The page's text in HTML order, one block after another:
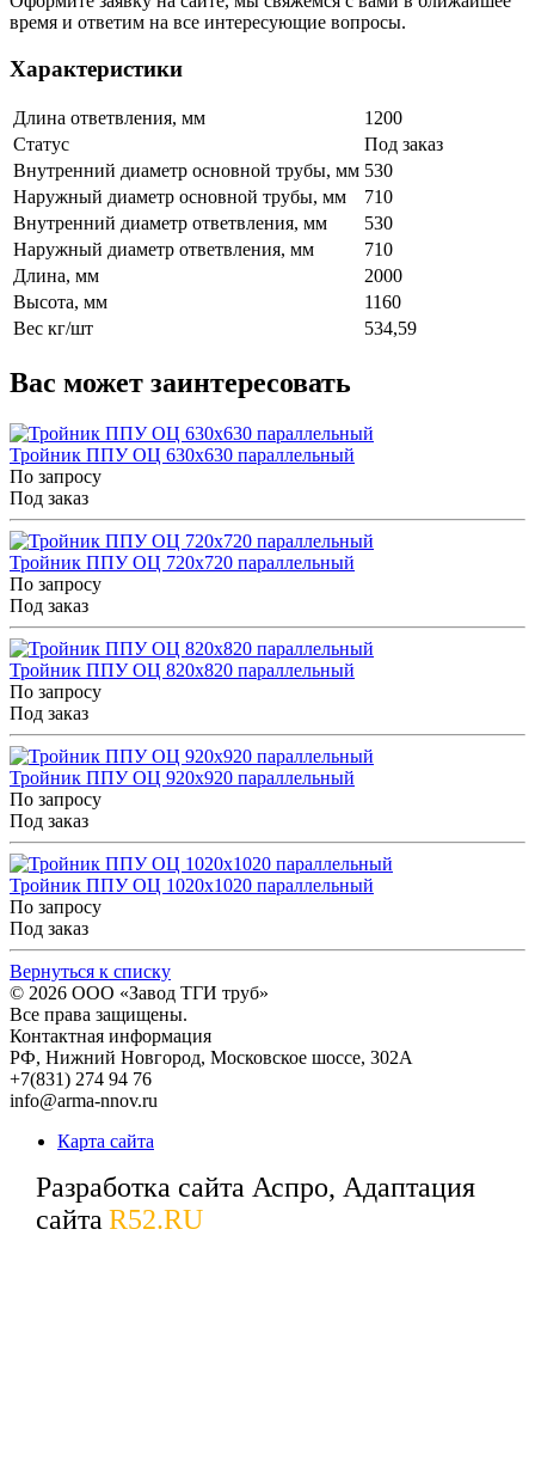
время и ответим на все интересующие вопросы.
Характеристики
Длина ответвления, мм
1200
Статус
Под заказ
Внутренний диаметр основной трубы, мм 530
Наружный диаметр основной трубы, мм
710
Внутренний диаметр ответвления, мм
530
Наружный диаметр ответвления, мм
710
Длина, мм
2000
Высота, мм
1160
Вес кг/шт
534,59
Вас может заинтересовать
Тройник ППУ ОЦ 630x630 параллельный
По запросу
Под заказ
Тройник ППУ ОЦ 720x720 параллельный
По запросу
Под заказ
Тройник ППУ ОЦ 820x820 параллельный
По запросу
Под заказ
Тройник ППУ ОЦ 920x920 параллельный
По запросу
Под заказ
Тройник ППУ ОЦ 1020x1020 параллельный
По запросу
Под заказ
Вернуться к списку
© 2026 ООО «Завод ТГИ труб»
Все права защищены.
Контактная информация
РФ, Нижний Новгород, Московское шоссе, 302А
+7(831) 274 94 76
info@arma-nnov.ru
Карта сайта
Разработка сайта Аспро, Адаптация
сайта R52.RU